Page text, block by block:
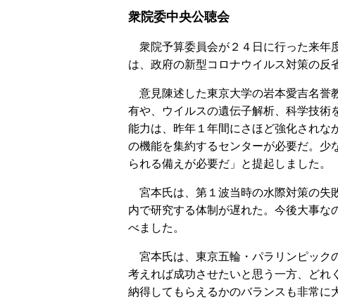
衆院委中央公聴会
衆院予算委員会が２４日に行った来年
は、政府の新型コロナウイルス対策の反
意見陳述した東京大学の岩本愛吉名誉
有や、ウイルスの遺伝子解析、科学技術
能力は、昨年１年間にさほど強化されな
の機能を集約するセンターが必要だ。少
られる備えが必要だ」と提起しました。
宮本氏は、第１波当時の水際対策の失
内で研究する体制が遅れた。今後大事な
べました。
宮本氏は、東京五輪・パラリンピック
考えれば成功させたいと思う一方、どれ
納得してもらえるかのバランスも非常に